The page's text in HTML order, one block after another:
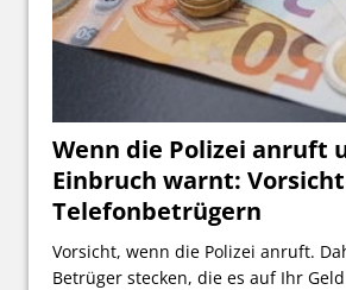
Wenn die Polizei anruft
Einbruch warnt:
Telefonbetrügern
Vorsicht, wenn die Polizei anruft.
Betrüger stecken, die es auf Ihr